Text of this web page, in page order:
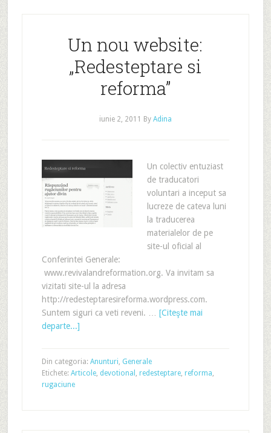
Un nou website:
„Redesteptare si
reforma”
iunie 2, 2011 By Adina
Un colectiv entuziast
de traducatori
voluntari a inceput sa
lucreze de cateva luni
la traducerea
materialelor de pe
site-ul oficial al
Conferintei Generale:
www.revivalandreformation.org. Va invitam sa
vizitati site-ul la adresa
http://redesteptaresireforma.wordpress.com.
Suntem siguri ca veti reveni. … [Citeşte mai
departe...]
Din categoria: Anunturi, Generale
Etichete: Articole, devotional , redesteptare, reforma,
rugaciune